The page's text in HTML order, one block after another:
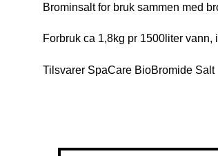
Brominsalt for bruk sammen med
Forbruk ca 1,8kg pr 1500liter
Tilsvarer SpaCare BioBromide Salt